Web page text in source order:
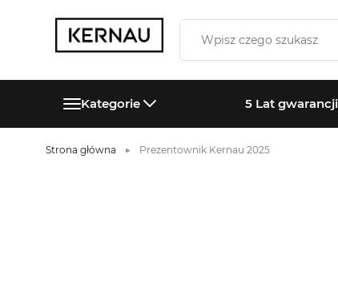
Kategorie 5 Lat gwarancji
Strona główna Prezentownik Kernau 2025